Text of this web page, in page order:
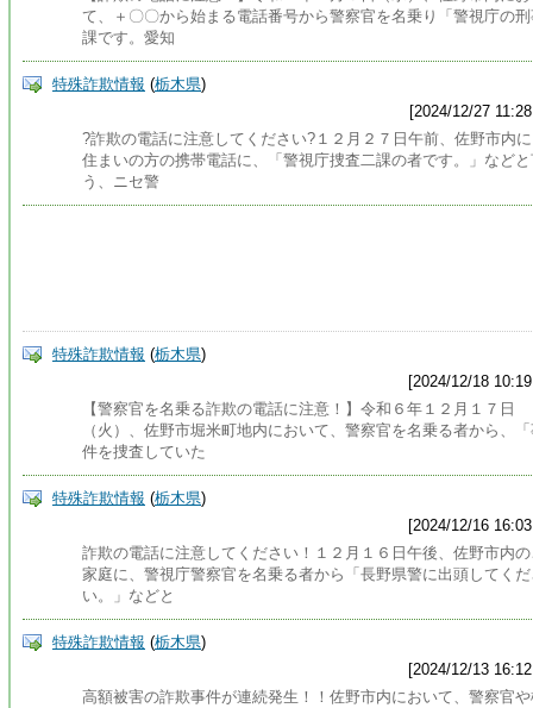
て、＋〇〇から始まる電話番号から警察官を名乗り「警視庁の
課です。愛知
特殊詐欺情報 (栃木県)
[2024/12/27
?詐欺の電話に注意してください?１２月２７日午前、佐野市内
住まいの方の携帯電話に、「警視庁捜査二課の者です。」など
う、ニセ警
特殊詐欺情報 (栃木県)
[2024/12/18
【警察官を名乗る詐欺の電話に注意！】令和６年１２月１７日
（火）、佐野市堀米町地内において、警察官を名乗る者から、
件を捜査していた
特殊詐欺情報 (栃木県)
[2024/12/16
詐欺の電話に注意してください！１２月１６日午後、佐野市内
家庭に、警視庁警察官を名乗る者から「長野県警に出頭してく
い。」などと
特殊詐欺情報 (栃木県)
[2024/12/13
高額被害の詐欺事件が連続発生！！佐野市内において、警察官